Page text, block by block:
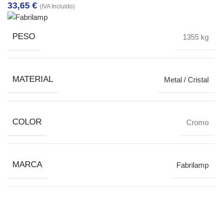
33,65 € (IVA Incluido)
PESO 1355 kg
MATERIAL Metal / Cristal
COLOR Cromo
MARCA Fabrilamp